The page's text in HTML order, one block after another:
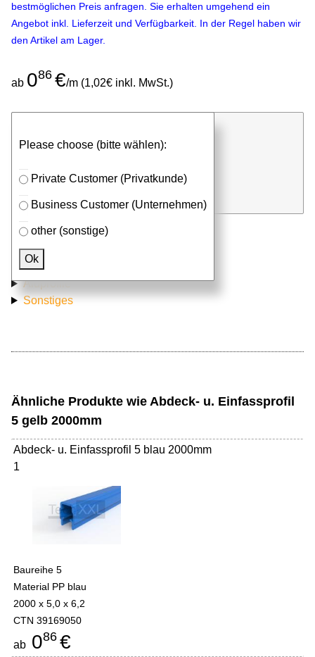
bestmöglichen Preis anfragen. Sie erhalten umgehend ein
Angebot inkl. Lieferzeit und Verfügbarkeit. In der Regel haben wir
den Artikel am Lager.
ab 086 €/m (1,02€ inkl. MwSt.)
Please choose (bitte wählen):
Private Customer (Privatkunde)
Business Customer (Unternehmen)
other (sonstige)
Ok
⮮
Passendes Zubehör
Aluprofile
Sonstiges
Ähnliche Produkte wie Abdeck- u. Einfassprofil
5 gelb 2000mm
Abdeck- u. Einfassprofil 5 blau 2000mm
1
Baureihe 5
Material PP blau
2000 x 5,0 x 6,2
CTN 39169050
ab 086 €